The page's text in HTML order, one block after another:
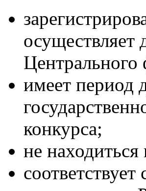
осуществляет
Центрального
имеет период
конкурса;
не